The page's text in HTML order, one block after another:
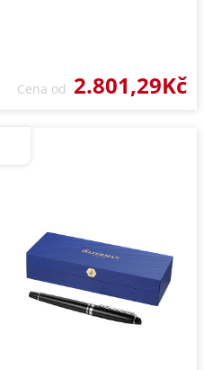
Cena od 2.801,29Kč